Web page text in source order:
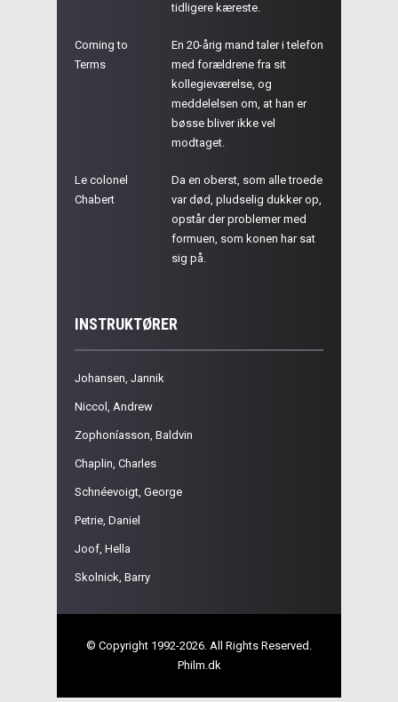
tidligere kæreste.
Coming to
Terms
En 20-årig mand taler i telefon
med forældrene fra sit
kollegieværelse, og
meddelelsen om, at han er
bøsse bliver ikke vel
modtaget.
Le colonel
Chabert
Da en oberst, som alle troede
var død, pludselig dukker op,
opstår der problemer med
formuen, som konen har sat
sig på.
INSTRUKTØRER
Johansen, Jannik
Niccol, Andrew
Zophoníasson, Baldvin
Chaplin, Charles
Schnéevoigt, George
Petrie, Daniel
Joof, Hella
Skolnick, Barry
© Copyright 1992-2026. All Rights Reserved.
Philm.dk